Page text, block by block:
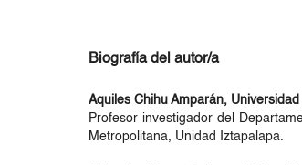
Biografía del autor/a
Aquiles Chihu Amparán,
Profesor investigador del
Metropolitana, Unidad Iztapalapa.